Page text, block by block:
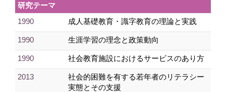
研究テーマ
1990
成人基礎教育・識字教育の理論と実践
1990 生涯学習の理念と政策動向
1990 社会教育施設におけるサービスのあり方
2013
社会的困難を有する若年者のリテラシー
実態とその支援